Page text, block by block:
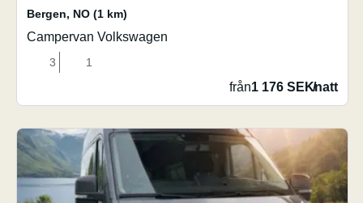
Bergen, NO (1 km)
Campervan Volkswagen
3 1
från1 176 SEK/natt